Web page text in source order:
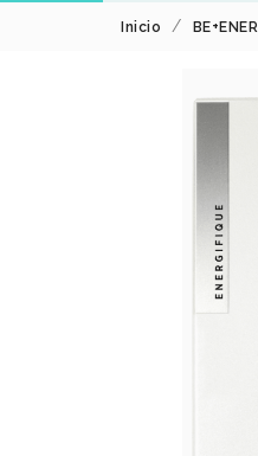
TODOS LOS
Inicio